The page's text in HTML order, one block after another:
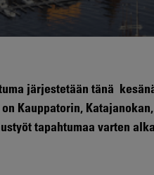
järjestetään tänä
Kauppatorin,
tapahtumaa varten